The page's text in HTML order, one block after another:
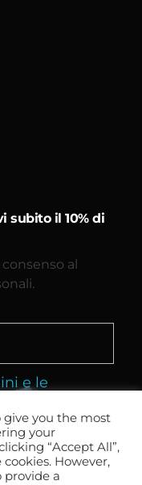
subito il 10% di
al
e le
give you the most
your
“Accept All”,
However,
provide a